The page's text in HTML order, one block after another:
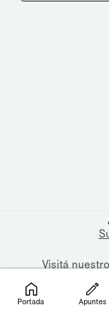
Visitá
Portada Apuntes